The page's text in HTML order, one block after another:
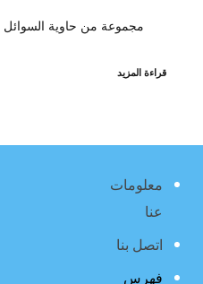
مجموعة من حاوية
قراءة المزيد
معلومات
عنا
اتصل بنا
فهرس